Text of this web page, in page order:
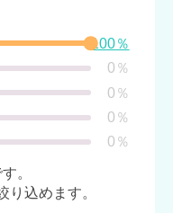
100％
0％
0％
0％
0％
。
り込めます。